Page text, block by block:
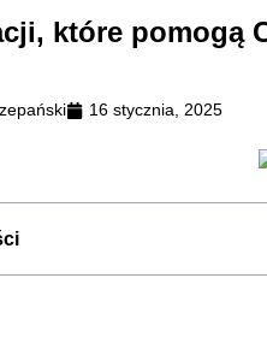
które pomogą
16 stycznia, 2025